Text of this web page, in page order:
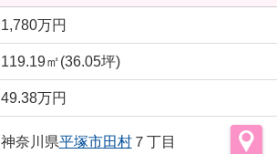
1,780万円
119.19㎡(36.05坪)
49.38万円
神奈川県平塚市田村７丁目